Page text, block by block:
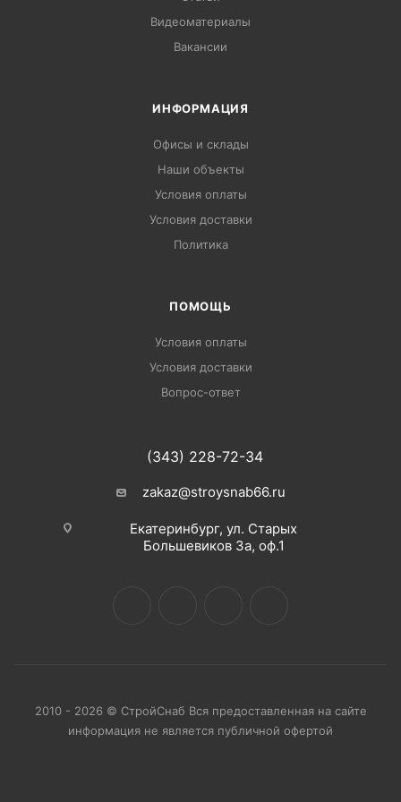
Видеоматериалы
Вакансии
ИНФОРМАЦИЯ
Офисы и склады
Наши объекты
Условия оплаты
Условия доставки
Политика
ПОМОЩЬ
Условия оплаты
Условия доставки
Вопрос-ответ
(343) 228-72-34
zakaz@stroysnab66.ru
Екатеринбург, ул. Старых
Большевиков 3а, оф.1
2010 - 2026 © СтройСнаб Вся предоставленная на сайте
информация не является публичной офертой